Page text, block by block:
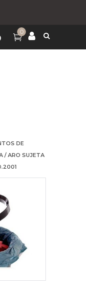
0
DE
/ ARO SUJETA